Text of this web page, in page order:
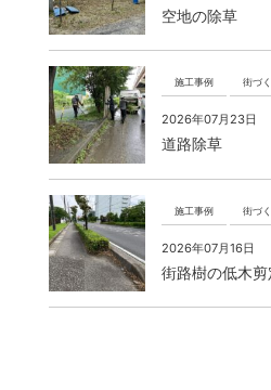
空地の除草
施工事例 街づ
2026年07月23日
道路除草
施工事例 街づ
2026年07月16日
街路樹の低木